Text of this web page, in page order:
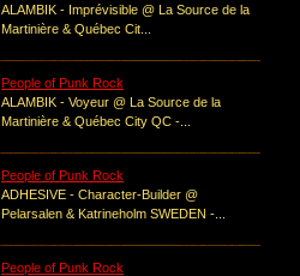
ALAMBIK - Imprévisible @ La Source de la
Martinière & Québec Cit...
People of Punk Rock
ALAMBIK - Voyeur @ La Source de la
Martinière & Québec City QC -...
People of Punk Rock
ADHESIVE - Character-Builder @
Pelarsalen & Katrineholm SWEDEN -...
People of Punk Rock